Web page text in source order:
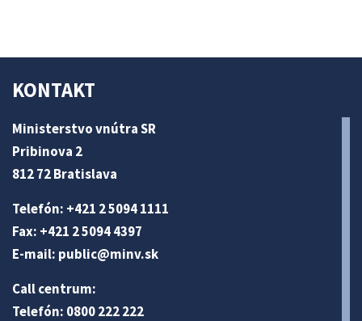
KONTAKT
Ministerstvo vnútra SR
Pribinova 2
812 72 Bratislava
Telefón: +421 2 5094 1111
Fax: +421 2 5094 4397
E-mail: public@minv.sk
Call centrum:
Telefón: 0800 222 222